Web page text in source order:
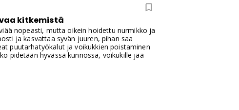
kitkemistä
nopeasti, mutta oikein hoidettu nurmikko ja
ja kasvattaa syvän juuren, pihan saa
puutarhatyökalut ja voikukkien poistaminen
pidetään hyvässä kunnossa, voikukille jää